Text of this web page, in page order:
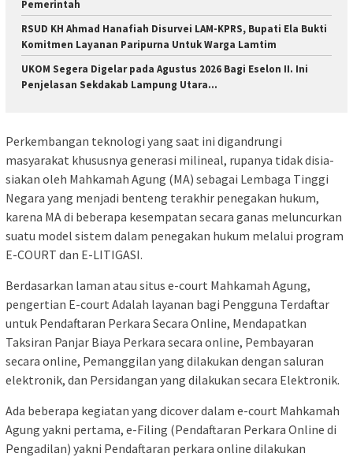
Pemerintah
RSUD KH Ahmad Hanafiah Disurvei LAM-KPRS, Bupati Ela Bukti
Komitmen Layanan Paripurna Untuk Warga Lamtim
UKOM Segera Digelar pada Agustus 2026 Bagi Eselon II. Ini
Penjelasan Sekdakab Lampung Utara…
Perkembangan teknologi yang saat ini digandrungi
masyarakat khususnya generasi milineal, rupanya tidak disia-
siakan oleh Mahkamah Agung (MA) sebagai Lembaga Tinggi
Negara yang menjadi benteng terakhir penegakan hukum,
karena MA di beberapa kesempatan secara ganas meluncurkan
suatu model sistem dalam penegakan hukum melalui program
E-COURT dan E-LITIGASI.
Berdasarkan laman atau situs e-court Mahkamah Agung,
pengertian E-court Adalah layanan bagi Pengguna Terdaftar
untuk Pendaftaran Perkara Secara Online, Mendapatkan
Taksiran Panjar Biaya Perkara secara online, Pembayaran
secara online, Pemanggilan yang dilakukan dengan saluran
elektronik, dan Persidangan yang dilakukan secara Elektronik.
Ada beberapa kegiatan yang dicover dalam e-court Mahkamah
Agung yakni pertama, e-Filing (Pendaftaran Perkara Online di
Pengadilan) yakni Pendaftaran perkara online dilakukan